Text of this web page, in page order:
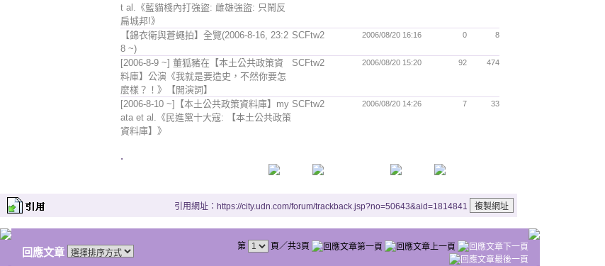
t al.《藍貓棧內打強盜: 雌雄強盜: 只鬧反
扁城邦!》
【錦衣衛與蒼蠅拍】全覽(2006-8-16, 23:2
8 ~)
SCFtw2 2006/08/20 16:16 0 8
[2006-8-9 ~] 董狐豬在【本土公共政策資
料庫】公演《我就是要造史，不然你要怎
麼樣？！》【開演詞】
SCFtw2 2006/08/20 15:20 92 474
[2006-8-10 ~]【本土公共政策資料庫】my
ata et al.《民進黨十大寇: 【本土公共政策
資料庫】》
SCFtw2 2006/08/20 14:26 7 33
.
引用網址：https://city.udn.com/forum/trackback.jsp?no=50643&aid=1814841
回應文章 第 頁／共3頁